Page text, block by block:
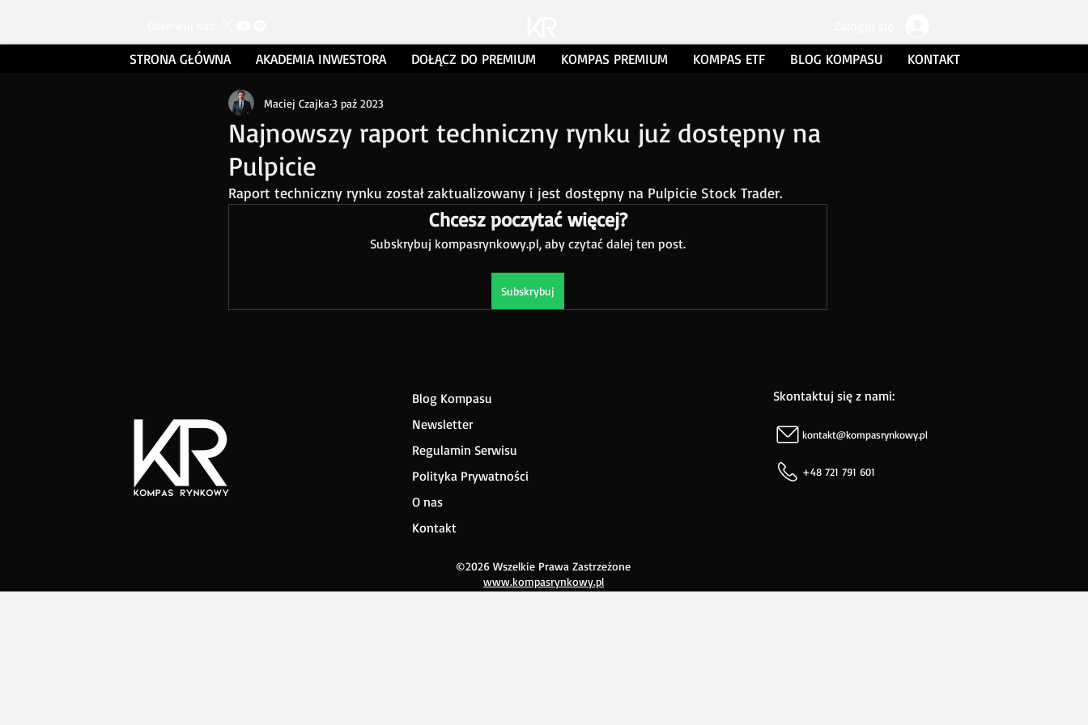
STRONA GŁÓWNA AKADEMIA INWESTORA DOŁĄCZ DO PREMIUM KOMPAS PREMIUM KOMPAS ETF BLOG KOMPASU KONTAKT
Najnowszy raport techniczny rynku już dostępny na
Pulpicie
Maciej Czajka 3 paź 2023
Raport techniczny rynku został zaktualizowany i jest dostępny na Pulpicie Stock Trader.
Chcesz poczytać więcej?
Subskrybuj kompasrynkowy.pl, aby czytać dalej ten post.
Subskrybuj
Blog Kompasu
Newsletter
Regulamin Serwisu
Polityka Prywatności
O nas
Kontakt
©2026 Wszelkie Prawa Zastrzeżone
www.kompasrynkowy.pl
Skontaktuj się z nami:
kontakt@kompasrynkowy.pl
+48 721 791 601